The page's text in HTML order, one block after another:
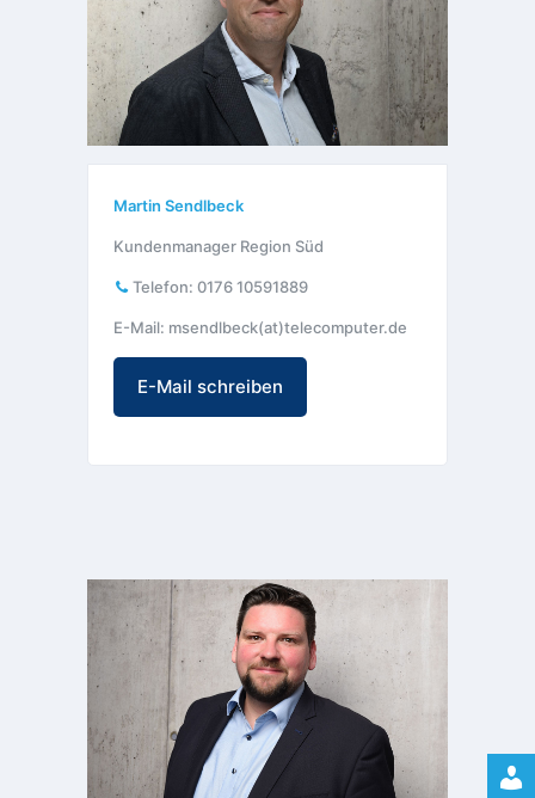
Martin Sendlbeck
Kundenmanager Region Süd
Telefon:0176 10591889
E-Mail: msendlbeck(at)telecomputer.de
E-Mail schreiben